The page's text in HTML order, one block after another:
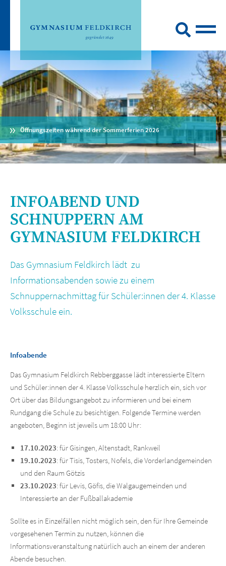
Öffnungszeiten während der Sommerferien 2026
INFOABEND UND
SCHNUPPERN AM
GYMNASIUM FELDKIRCH
Das Gymnasium Feldkirch lädt zu
Informationsabenden sowie zu einem
Schnuppernachmittag für Schüler:innen der 4. Klasse
Volksschule ein.
Infoabende
Das Gymnasium Feldkirch Rebberggasse lädt interessierte Eltern
und Schüler:innen der 4. Klasse Volksschule herzlich ein, sich vor
Ort über das Bildungsangebot zu informieren und bei einem
Rundgang die Schule zu besichtigen. Folgende Termine werden
angeboten, Beginn ist jeweils um 18:00 Uhr:
17.10.2023: für Gisingen, Altenstadt, Rankweil
19.10.2023: für Tisis, Tosters, Nofels, die Vorderlandgemeinden
und den Raum Götzis
23.10.2023: für Levis, Göfis, die Walgaugemeinden und
Interessierte an der Fußballakademie
Sollte es in Einzelfällen nicht möglich sein, den für Ihre Gemeinde
vorgesehenen Termin zu nutzen, können die
Informationsveranstaltung natürlich auch an einem der anderen
Abende besuchen.